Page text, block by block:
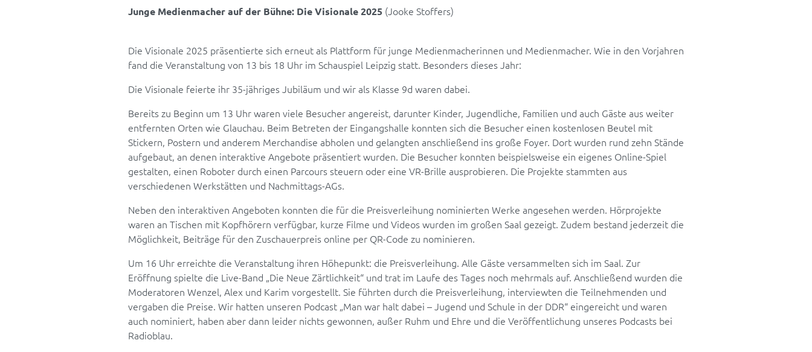
Junge Medienmacher auf der Bühne: Die Visionale 2025 (Jooke Stoffers)
Die Visionale 2025 präsentierte sich erneut als Plattform für junge Medienmacherinnen und Medienmacher. Wie in den Vorjahren
fand die Veranstaltung von 13 bis 18 Uhr im Schauspiel Leipzig statt. Besonders dieses Jahr:
Die Visionale feierte ihr 35-jähriges Jubiläum und wir als Klasse 9d waren dabei.
Bereits zu Beginn um 13 Uhr waren viele Besucher angereist, darunter Kinder, Jugendliche, Familien und auch Gäste aus weiter
entfernten Orten wie Glauchau. Beim Betreten der Eingangshalle konnten sich die Besucher einen kostenlosen Beutel mit
Stickern, Postern und anderem Merchandise abholen und gelangten anschließend ins große Foyer. Dort wurden rund zehn Stände
aufgebaut, an denen interaktive Angebote präsentiert wurden. Die Besucher konnten beispielsweise ein eigenes Online-Spiel
gestalten, einen Roboter durch einen Parcours steuern oder eine VR-Brille ausprobieren. Die Projekte stammten aus
verschiedenen Werkstätten und Nachmittags-AGs.
Neben den interaktiven Angeboten konnten die für die Preisverleihung nominierten Werke angesehen werden. Hörprojekte
waren an Tischen mit Kopfhörern verfügbar, kurze Filme und Videos wurden im großen Saal gezeigt. Zudem bestand jederzeit die
Möglichkeit, Beiträge für den Zuschauerpreis online per QR-Code zu nominieren.
Um 16 Uhr erreichte die Veranstaltung ihren Höhepunkt: die Preisverleihung. Alle Gäste versammelten sich im Saal. Zur
Eröffnung spielte die Live-Band „Die Neue Zärtlichkeit“ und trat im Laufe des Tages noch mehrmals auf. Anschließend wurden die
Moderatoren Wenzel, Alex und Karim vorgestellt. Sie führten durch die Preisverleihung, interviewten die Teilnehmenden und
vergaben die Preise. Wir hatten unseren Podcast „Man war halt dabei – Jugend und Schule in der DDR“ eingereicht und waren
auch nominiert, haben aber dann leider nichts gewonnen, außer Ruhm und Ehre und die Veröffentlichung unseres Podcasts bei
Radioblau.